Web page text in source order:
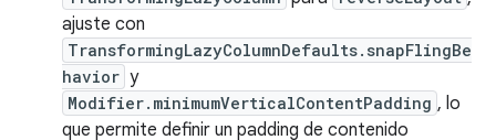
ajuste con
TransformingLazyColumnDefaults.snapFlingBe
havior y
Modifier.minimumVerticalContentPadding , lo
que permite definir un padding de contenido